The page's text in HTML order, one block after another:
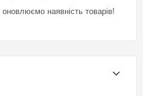
наявність товарів!